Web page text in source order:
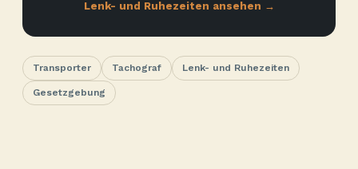
Lenk- und Ruhezeiten ansehen →
Transporter Tachograf Lenk- und Ruhezeiten
Gesetzgebung